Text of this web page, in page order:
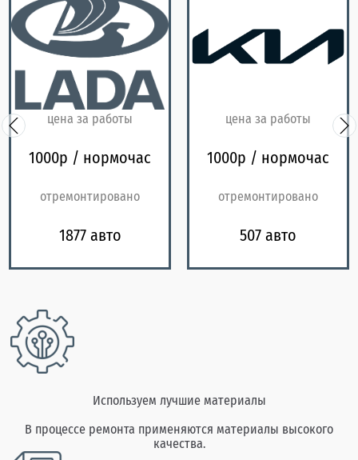
цена за работы
1000р / нормочас
отремонтировано
1877 авто
цена за работы
1000р / нормочас
отремонтировано
507 авто
Используем лучшие материалы
В процессе ремонта применяются материалы высокого
качества.